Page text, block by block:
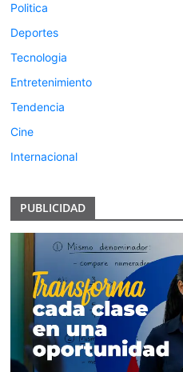
Politica
Deportes
Tecnologia
Entretenimiento
Tendencia
Cine
Internacional
PUBLICIDAD